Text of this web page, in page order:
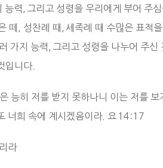
능력, 그리고 성령을 우리에게 부어 주
떼, 성찬례 때, 세족례 때 수많은 표적
가지 능력, 그리고 성령을 나누어 주
입니다.
능히 저를 받지 못하나니 이는 저를
너희 속에 계시겠음이라. 요 14:17
라